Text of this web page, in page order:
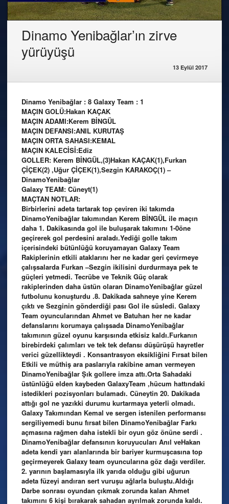
Dinamo Yenibağlar’ın zirve
yürüyüşü
13 Eylül 2017
Dinamo Yenibağlar : 8 Galaxy Team : 1
MAÇIN GOLÜ:Hakan KAÇAK
MAÇIN ADAMI:Kerem BİNGÜL
MAÇIN DEFANSI:ANIL KURUTAŞ
MAÇIN ORTA SAHASI:KEMAL
MAÇIN KALECİSİ:Ediz
GOLLER: Kerem BİNGÜL,(3)Hakan KAÇAK(1),Furkan
ÇİÇEK(2) ,Uğur ÇİÇEK(1),Sezgin KARAKOÇ(1) –
DinamoYenibağlar
Galaxy TEAM: Cüneyt(1)
MAÇTAN NOTLAR:
Birbirlerini adeta tartarak top çeviren iki takımda
DinamoYenibağlar takımından Kerem BİNGÜL ile maçın
daha 1. Dakikasında gol ile buluşarak takımını 1-0öne
geçirerek gol perdesini araladı.Yediği golle takım
içerisindeki bütünlüğü koruyamayan Galaxy Team
Rakiplerinin etkili ataklarını her ne kadar geri çevirmeye
çalışsalarda Furkan –Sezgin ikilisini durdurmaya pek te
güçleri yetmedi. Tecrübe ve Teknik Güç olarak
rakiplerinden daha üstün olaran DinamoYenibağlar güzel
futbolunu konuşturdu .8. Dakikada sahneye yine Kerem
çıktı ve Sezginin gönderdiği pası Gol ile süsledi. Galaxy
Team oyuncularından Ahmet ve Batuhan her ne kadar
defanslarını korumaya çalışsada DinamoYenibağlar
takımının güzel oyunu karşısında etkisiz kaldı.Furkanın
birebirdeki çalımları ve tek tek defansı düşürüşü hayretler
verici güzellikteydi . Konsantrasyon eksikliğini Fırsat bilen
Etkili ve müthiş ara paslarıyla rakibine aman vermeyen
DinamoYenibağlar Şık gollere imza attı.Orta Sahadaki
üstünlüğü elden kaybeden GalaxyTeam ,hücum hattındaki
istedikleri pozisyonları bulamadı. Cüneytin 20. Dakikada
attığı gol ne yazıkki durumu kurtarmaya yeterli olmadı.
Galaxy Takımından Kemal ve sergen istenilen performansı
sergiliyemedi bunu fırsat bilen DinamoYenibağlar Farkı
açmasına rağmen daha istekli bir oyun göz önüne serdi .
DinamoYenibağlar defansının koruyucuları Anıl veHakan
adeta kendi yarı alanlarında bir bariyer kurmuşcasına top
geçirmeyerek Galaxy team oyuncularına göz dağı verdiler.
2. yarının başlamasıyla ilk yarıda olduğu gibi uğurun
adeta füzeyi andıran sert vuruşu ağlarla buluştu.Aldığı
Darbe sonrası oyundan çıkmak zorunda kalan Ahmet
takımını 6 kişi bırakarak sahadan ayrılmak zorunda kaldı.